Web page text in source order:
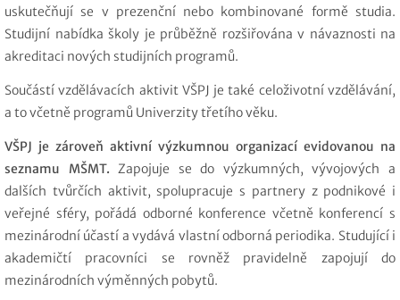
uskutečňují se v prezenční nebo kombinované formě studia.
Studijní nabídka školy je průběžně rozšiřována v návaznosti na
akreditaci nových studijních programů.
Součástí vzdělávacích aktivit VŠPJ je také celoživotní vzdělávání,
a to včetně programů Univerzity třetího věku.
VŠPJ je zároveň aktivní výzkumnou organizací evidovanou na
seznamu MŠMT. Zapojuje se do výzkumných, vývojových a
dalších tvůrčích aktivit, spolupracuje s partnery z podnikové i
veřejné sféry, pořádá odborné konference včetně konferencí s
mezinárodní účastí a vydává vlastní odborná periodika. Studující i
akademičtí pracovníci se rovněž pravidelně zapojují do
mezinárodních výměnných pobytů.